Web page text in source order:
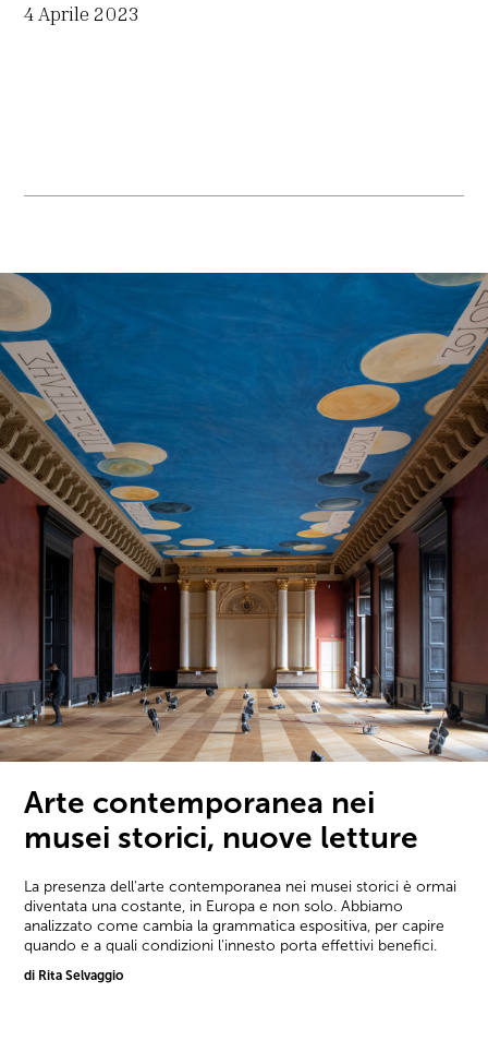
4 Aprile 2023
Arte contemporanea nei
musei storici, nuove letture
La presenza dell'arte contemporanea nei musei storici è ormai
diventata una costante, in Europa e non solo. Abbiamo
analizzato come cambia la grammatica espositiva, per capire
quando e a quali condizioni l'innesto porta effettivi benefici.
di Rita Selvaggio